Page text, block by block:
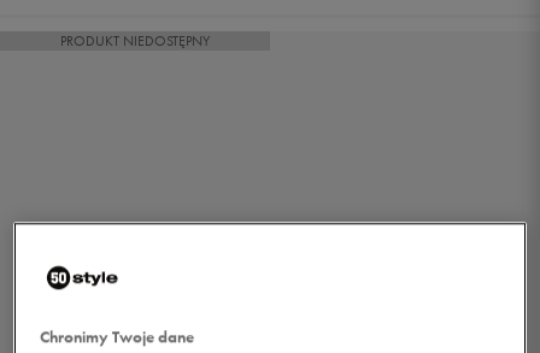
PRODUKT NIEDOSTĘPNY
Chronimy Twoje dane